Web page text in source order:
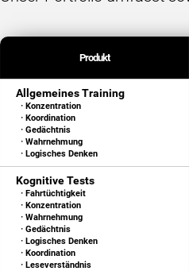
Produkt
Allgemeines Training
· Konzentration
· Koordination
· Gedächtnis
· Wahrnehmung
· Logisches Denken
Kognitive Tests
· Fahrtüchtigkeit
· Konzentration
· Wahrnehmung
· Gedächtnis
· Logisches Denken
· Koordination
· Leseverständnis